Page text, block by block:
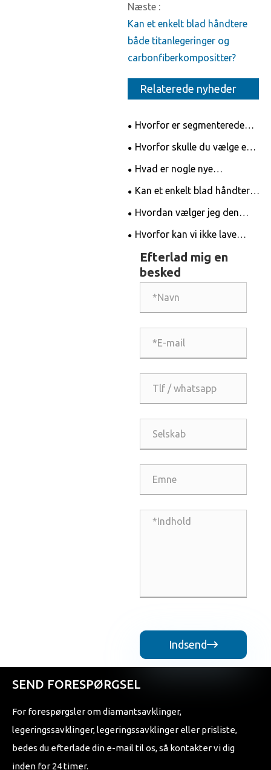
Næste :
Kan et enkelt blad håndtere
både titanlegeringer og
carbonfiberkompositter?
Relaterede nyheder
Hvorfor er segmenterede
diamantslibeskiver afgørende
overfladeforberedelse?
Hvorfor skulle du vælge en
segmenteret diamantsavblad
til professionel klipning?
Hvad er nogle nye
teknologiske innovationer
Kan et enkelt blad håndtere
både titanlegeringer og
carbonfiberkompositter?
Hvordan vælger jeg den
mest passende
Hvorfor kan vi ikke lave
inventar til eksportprodukter?
Efterlad mig en
besked
Indsend
SEND FORESPØRGSEL
For forespørgsler om diamantsavklinger,
legeringssavklinger, legeringssavklinger eller prisliste,
bedes du efterlade din e-mail til os, så kontakter vi dig
inden for 24 timer.